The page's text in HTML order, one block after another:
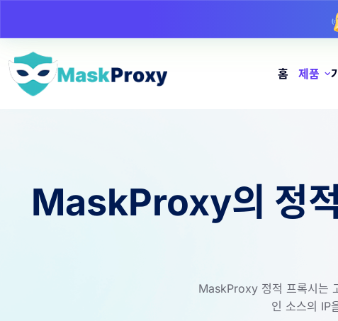
홈 제품
MaskProxy의 정
MaskProxy 정적 프록시는
인 소스의 IP